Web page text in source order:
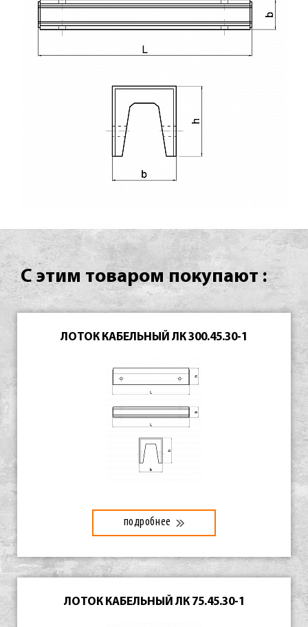
С этим товаром покупают :
ЛОТОК КАБЕЛЬНЫЙ ЛК 300.45.30-1
подробнее
ЛОТОК КАБЕЛЬНЫЙ ЛК 75.45.30-1